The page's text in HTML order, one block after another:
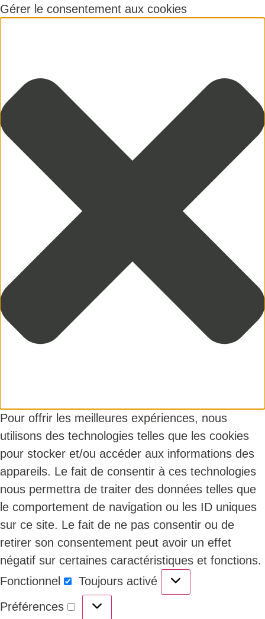
Gérer le consentement aux cookies
Pour offrir les meilleures expériences, nous
utilisons des technologies telles que les cookies
pour stocker et/ou accéder aux informations des
appareils. Le fait de consentir à ces technologies
nous permettra de traiter des données telles que
le comportement de navigation ou les ID uniques
sur ce site. Le fait de ne pas consentir ou de
retirer son consentement peut avoir un effet
négatif sur certaines caractéristiques et fonctions.
Fonctionnel
Toujours activé
Préférences